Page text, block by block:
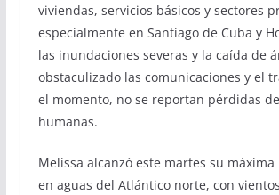
viviendas, servicios básicos y sectores
especialmente en Santiago de Cuba y
las inundaciones severas y la caída de
obstaculizado las comunicaciones y el
el momento, no se reportan pérdidas
humanas.
Melissa alcanzó este martes su
en aguas del Atlántico norte, con